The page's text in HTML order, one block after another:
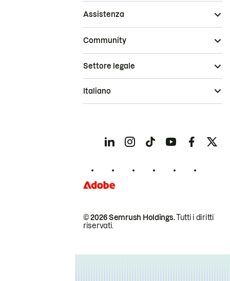
Assistenza
Community
© 2026 Semrush Holdings.Tutti i diritti
riservati.
Settore legale
Italiano